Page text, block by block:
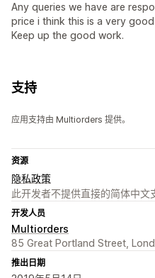
Any queries we have are
price i think this is a very
Keep up the good work.
支持
应用支持由 Multiorders 提供。
资源
隐私政策
此开发者不提供直接的简体中文
开发人员
Multiorders
85 Great Portland Street,
推出日期